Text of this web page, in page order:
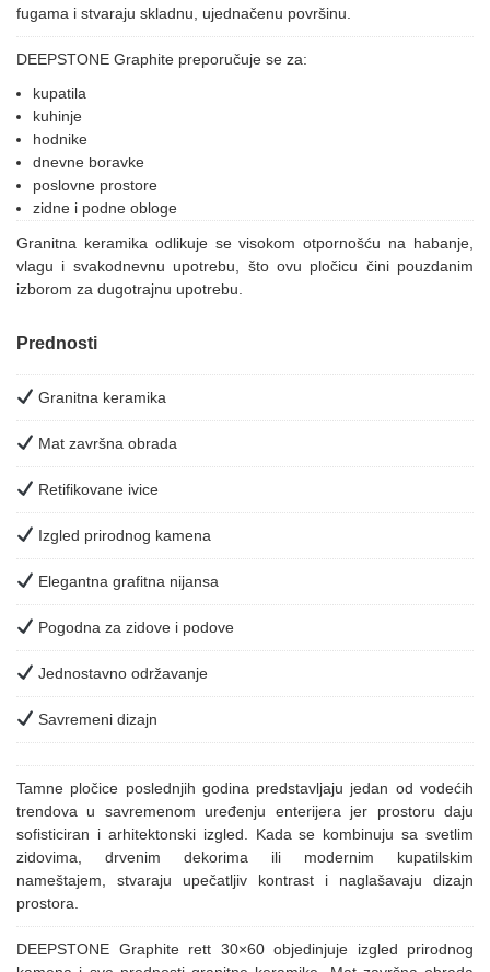
fugama i stvaraju skladnu, ujednačenu površinu.
DEEPSTONE Graphite preporučuje se za:
kupatila
kuhinje
hodnike
dnevne boravke
poslovne prostore
zidne i podne obloge
Granitna keramika odlikuje se visokom otpornošću na habanje,
vlagu i svakodnevnu upotrebu, što ovu pločicu čini pouzdanim
izborom za dugotrajnu upotrebu.
Prednosti
Granitna keramika
Mat završna obrada
Retifikovane ivice
Izgled prirodnog kamena
Elegantna grafitna nijansa
Pogodna za zidove i podove
Jednostavno održavanje
Savremeni dizajn
Tamne pločice poslednjih godina predstavljaju jedan od vodećih
trendova u savremenom uređenju enterijera jer prostoru daju
sofisticiran i arhitektonski izgled. Kada se kombinuju sa svetlim
zidovima, drvenim dekorima ili modernim kupatilskim
nameštajem, stvaraju upečatljiv kontrast i naglašavaju dizajn
prostora.
DEEPSTONE Graphite rett 30×60 objedinjuje izgled prirodnog